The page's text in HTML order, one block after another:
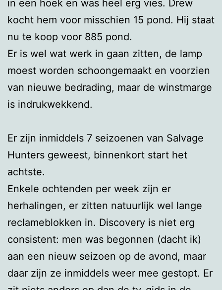
in een hoek en was heel erg vies. Drew
kocht hem voor misschien 15 pond. Hij staat
nu te koop voor 885 pond.
Er is wel wat werk in gaan zitten, de lamp
moest worden schoongemaakt en voorzien
van nieuwe bedrading, maar de winstmarge
is indrukwekkend.
Er zijn inmiddels 7 seizoenen van Salvage
Hunters geweest, binnenkort start het
achtste.
Enkele ochtenden per week zijn er
herhalingen, er zitten natuurlijk wel lange
reclameblokken in. Discovery is niet erg
consistent: men was begonnen (dacht ik)
aan een nieuw seizoen op de avond, maar
daar zijn ze inmiddels weer mee gestopt. Er